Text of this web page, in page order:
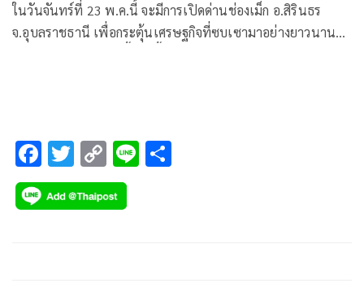
ในวันจันทร์ที่ 23 พ.ค.นี้ จะมีการเปิดด่านช่องเม็ก อ.สิรินธร
จ.อุบลราชธานี เพื่อกระตุ้นเศรษฐกิจที่ซบเซามาอย่างยาวนาน
F
ac
e
T
wi
tt
C
o
p
Li